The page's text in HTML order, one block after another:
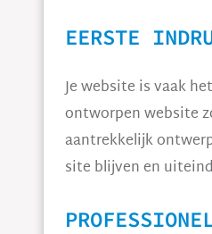
EERSTE
Je website is vaak
ontworpen website
aantrekkelijk
site blijven en